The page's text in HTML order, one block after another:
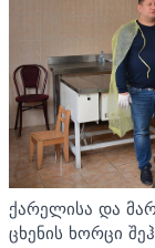
ქარელისა და
ცხენის ხორცი